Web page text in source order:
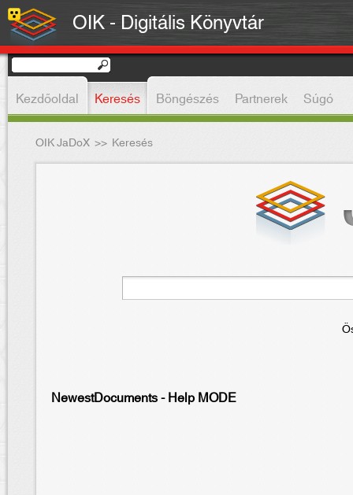
OIK - Digitális Könyvtár
Kezdőoldal Keresés Böngészés Partnerek Súgó
OIK JaDoX >> Keresés
NewestDocuments - Help MODE